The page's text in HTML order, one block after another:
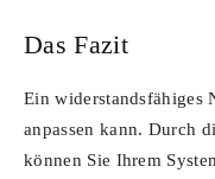
Das Fazit
Ein widerstandsfähiges
anpassen kann. Durch
können Sie Ihrem